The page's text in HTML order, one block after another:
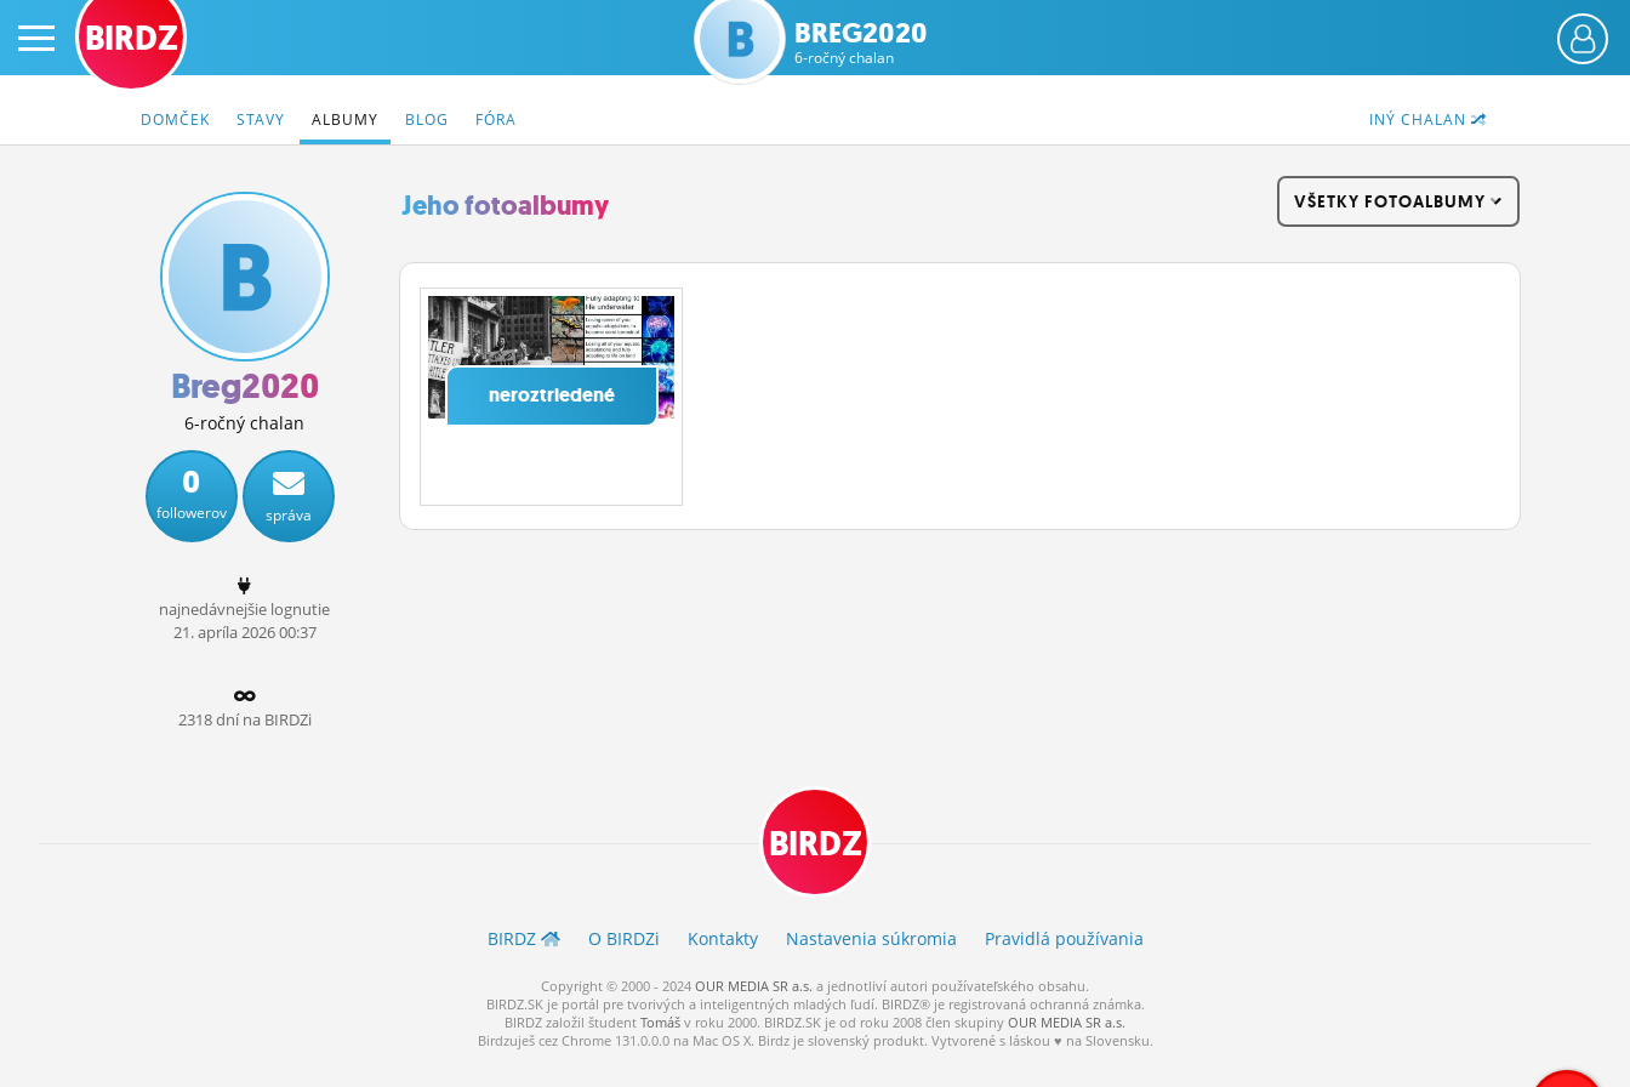
PRIHLÁS SA
ČINŽIAK
FÓRUM
STATUSY
BLOGY
OBRÁZKY
MÔJ PROFIL
ROLETA
BIRDZ BREG2020
6-ročný chalan
INÝ CHALAN
DOMČEK STAVY ALBUMY BLOG FÓRA
Breg2020
6-ročný chalan
0
followerov správa
najnedávnejšie lognutie
21.apríla2026 00:37
2318 dní na BIRDZi
Jeho fotoalbumy VŠETKY FOTOALBUMY
neroztriedené
BIRDZ
BIRDZ O BIRDZi Kontakty Nastavenia súkromia Pravidlá používania
Copyright © 2000 - 2024 OUR MEDIA SR a.s. a jednotliví autori používateľského obsahu.
BIRDZ.SK je portál pre tvorivých a inteligentných mladých ľudí. BIRDZ® je registrovaná ochranná známka.
BIRDZ založil študent Tomáš v roku 2000. BIRDZ.SK je od roku 2008 člen skupiny OUR MEDIA SR a.s.
Birdzuješ cez Chrome 131.0.0.0 na Mac OS X. Birdz je slovenský produkt. Vytvorené s láskou ♥ na Slovensku.